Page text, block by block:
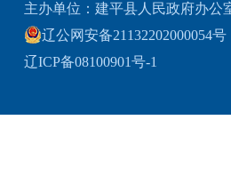
主办单位：建平县人民政府办公
辽公网安备21132202000054号
辽ICP备08100901号-1